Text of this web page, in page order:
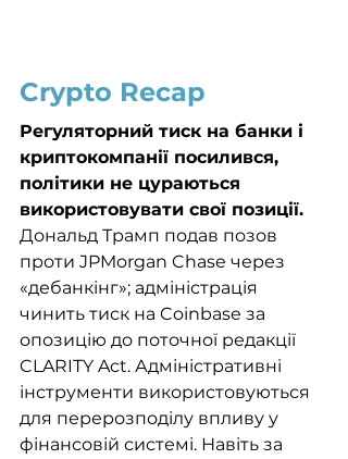
Crypto Recap
Регуляторний тиск на банки і
криптокомпанії посилився,
політики не цураються
використовувати свої позиції.
Дональд Трамп подав позов
проти JPMorgan Chase через
«дебанкінг»; адміністрація
чинить тиск на Coinbase за
опозицію до поточної редакції
CLARITY Act. Адміністративні
інструменти використовуються
для перерозподілу впливу у
фінансовій системі. Навіть за